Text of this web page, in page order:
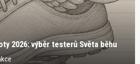
2026: výběr testerů Světa běhu